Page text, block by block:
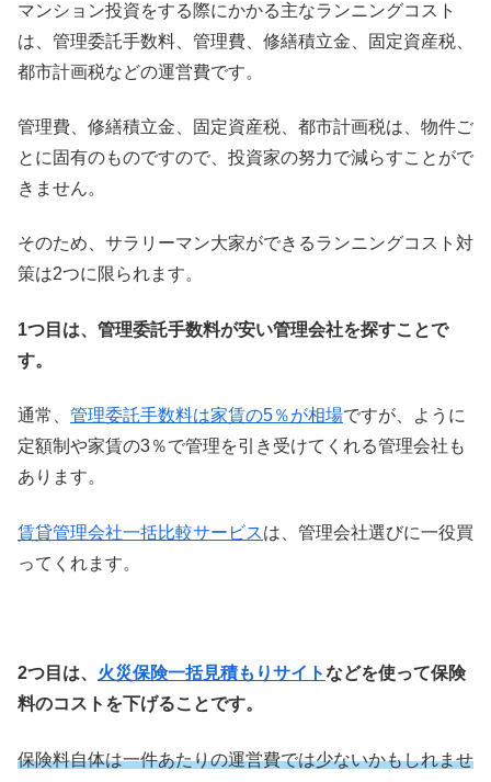
マンション投資をする際にかかる主なランニングコスト
は、管理委託手数料、管理費、修繕積立金、固定資産税、
都市計画税などの運営費です。
管理費、修繕積立金、固定資産税、都市計画税は、物件ご
とに固有のものですので、投資家の努力で減らすことがで
きません。
そのため、サラリーマン大家ができるランニングコスト対
策は2つに限られます。
1つ目は、管理委託手数料が安い管理会社を探すことで
す。
通常、 管理委託手数料は家賃の5％が相場ですが、ように
定額制や家賃の3％で管理を引き受けてくれる管理会社も
あります。
賃貸管理会社一括比較サービスは、管理会社選びに一役買
ってくれます。
2つ目は、 火災保険一括見積もりサイトなどを使って保険
料のコストを下げることです。
保険料自体は一件あたりの運営費では少ないかもしれませ